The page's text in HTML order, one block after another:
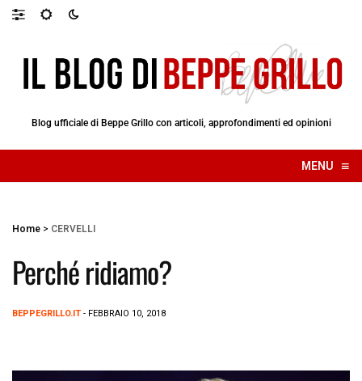
Blog ufficiale di Beppe Grillo con articoli, approfondimenti ed opinioni
MENU ≡
☰
Home > CERVELLI
Perché ridiamo?
BEPPEGRILLO.IT - FEBBRAIO 10, 2018